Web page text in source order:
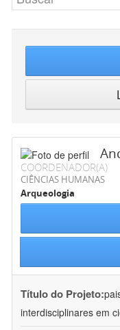
COORDENADOR(A)
CIÊNCIAS HUMANAS
Arqueologia
Título do Projeto:
interdisciplinares em